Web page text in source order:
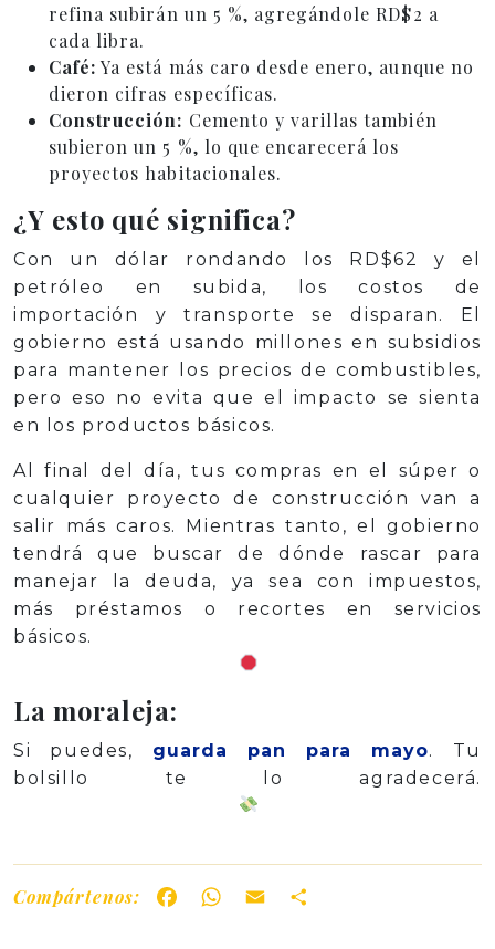
refina subirán un 5 %, agregándole RD$2 a
cada libra.
Café: Ya está más caro desde enero, aunque no
dieron cifras específicas.
Construcción: Cemento y varillas también
subieron un 5 %, lo que encarecerá los
proyectos habitacionales.
¿Y esto qué significa?
Con un dólar rondando los RD$62 y el
petróleo en subida, los costos de
importación y transporte se disparan. El
gobierno está usando millones en subsidios
para mantener los precios de combustibles,
pero eso no evita que el impacto se sienta
en los productos básicos.
Al final del día, tus compras en el súper o
cualquier proyecto de construcción van a
salir más caros. Mientras tanto, el gobierno
tendrá que buscar de dónde rascar para
manejar la deuda, ya sea con impuestos,
más préstamos o recortes en servicios
básicos.
La moraleja:
Si puedes, guarda pan para mayo. Tu
bolsillo te lo agradecerá.
Compártenos: FacebookWhatsApp
Email